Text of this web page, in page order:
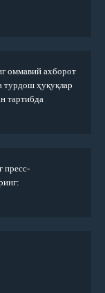
оммавий ахборот
турдош ҳуқуқлар
тартибда
пресс-